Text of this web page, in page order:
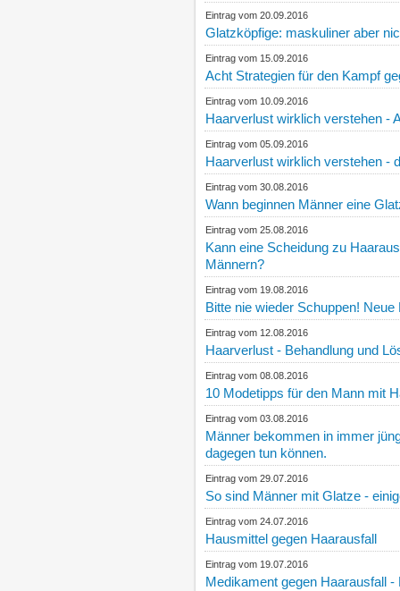
Eintrag vom 20.09.2016
Glatzköpfige: maskuliner aber
Eintrag vom 15.09.2016
Acht Strategien für den Kampf
Eintrag vom 10.09.2016
Haarverlust wirklich verstehen -
Eintrag vom 05.09.2016
Haarverlust wirklich verstehen -
Eintrag vom 30.08.2016
Wann beginnen Männer eine
Eintrag vom 25.08.2016
Kann eine Scheidung zu
Männern?
Eintrag vom 19.08.2016
Bitte nie wieder Schuppen!
Eintrag vom 12.08.2016
Haarverlust - Behandlung und
Eintrag vom 08.08.2016
10 Modetipps für den Mann mit
Eintrag vom 03.08.2016
Männer bekommen in immer
dagegen tun können.
Eintrag vom 29.07.2016
So sind Männer mit Glatze -
Eintrag vom 24.07.2016
Hausmittel gegen Haarausfall
Eintrag vom 19.07.2016
Medikament gegen Haarausfall